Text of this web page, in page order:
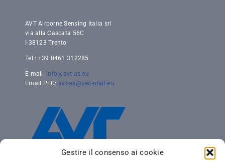
Gestire il consenso ai cookie
AVT Airborne Sensing Italia srl
via alla Cascata 56C
I-38123 Trento
Tel.: +39 0461 312285
E-mail: info@avt-as.eu
Email PEC: avt-as@pec-mail.eu